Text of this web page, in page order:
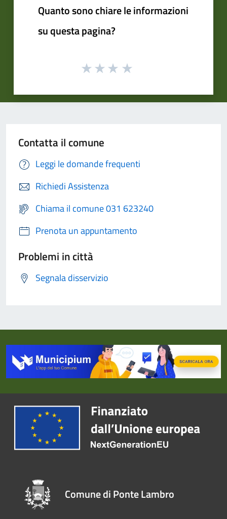
Quanto sono chiare le informazioni
su questa pagina?
Contatta il comune
Leggi le domande frequenti
Richiedi Assistenza
Chiama il comune 031 623240
Prenota un appuntamento
Problemi in città
Segnala disservizio
Comune di Ponte Lambro